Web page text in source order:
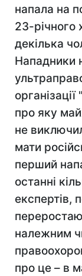
напала на
23-річного
декілька
Нападники
про яку
не
мати
перший
останні
експертів,
належним
про це – в